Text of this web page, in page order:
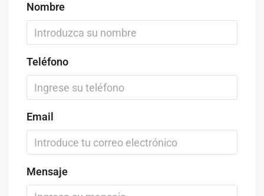
Nombre
Teléfono
Email
Mensaje